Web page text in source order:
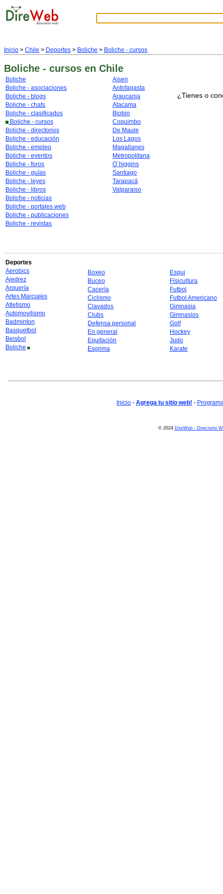
Inicio > Chile > Deportes > Boliche > Boliche - cursos
Boliche - cursos en Chile
Boliche
Boliche - asociaciones
Boliche - blogs
Boliche - chats
Boliche - clasificados
Boliche - cursos
Boliche - directorios
Boliche - educación
Boliche - empleo
Boliche - eventos
Boliche - foros
Boliche - guías
Boliche - leyes
Boliche - libros
Boliche - noticias
Boliche - portales web
Boliche - publicaciones
Boliche - revistas
Aisen
Antofagasta
Araucania
Atacama
Biobio
Coquimbo
De Maule
Los Lagos
Magallanes
Metropolitana
O´higgins
Santiago
Tarapacá
Valparaiso
¿Tienes o
Deportes
Aerobics
Ajedrez
Arquería
Artes Marciales
Atletismo
Automovilismo
Badminton
Basquetbol
Beisbol
Boliche
Boxeo
Buceo
Cacería
Ciclismo
Clavados
Clubs
Defensa personal
En general
Equitación
Esgrima
Esqui
Fisicultura
Futbol
Futbol Americano
Gimnasia
Gimnasios
Golf
Hockey
Judo
Karate
Inicio - Agrega tu sitio web! -
© 2024 DireWeb - Directorio